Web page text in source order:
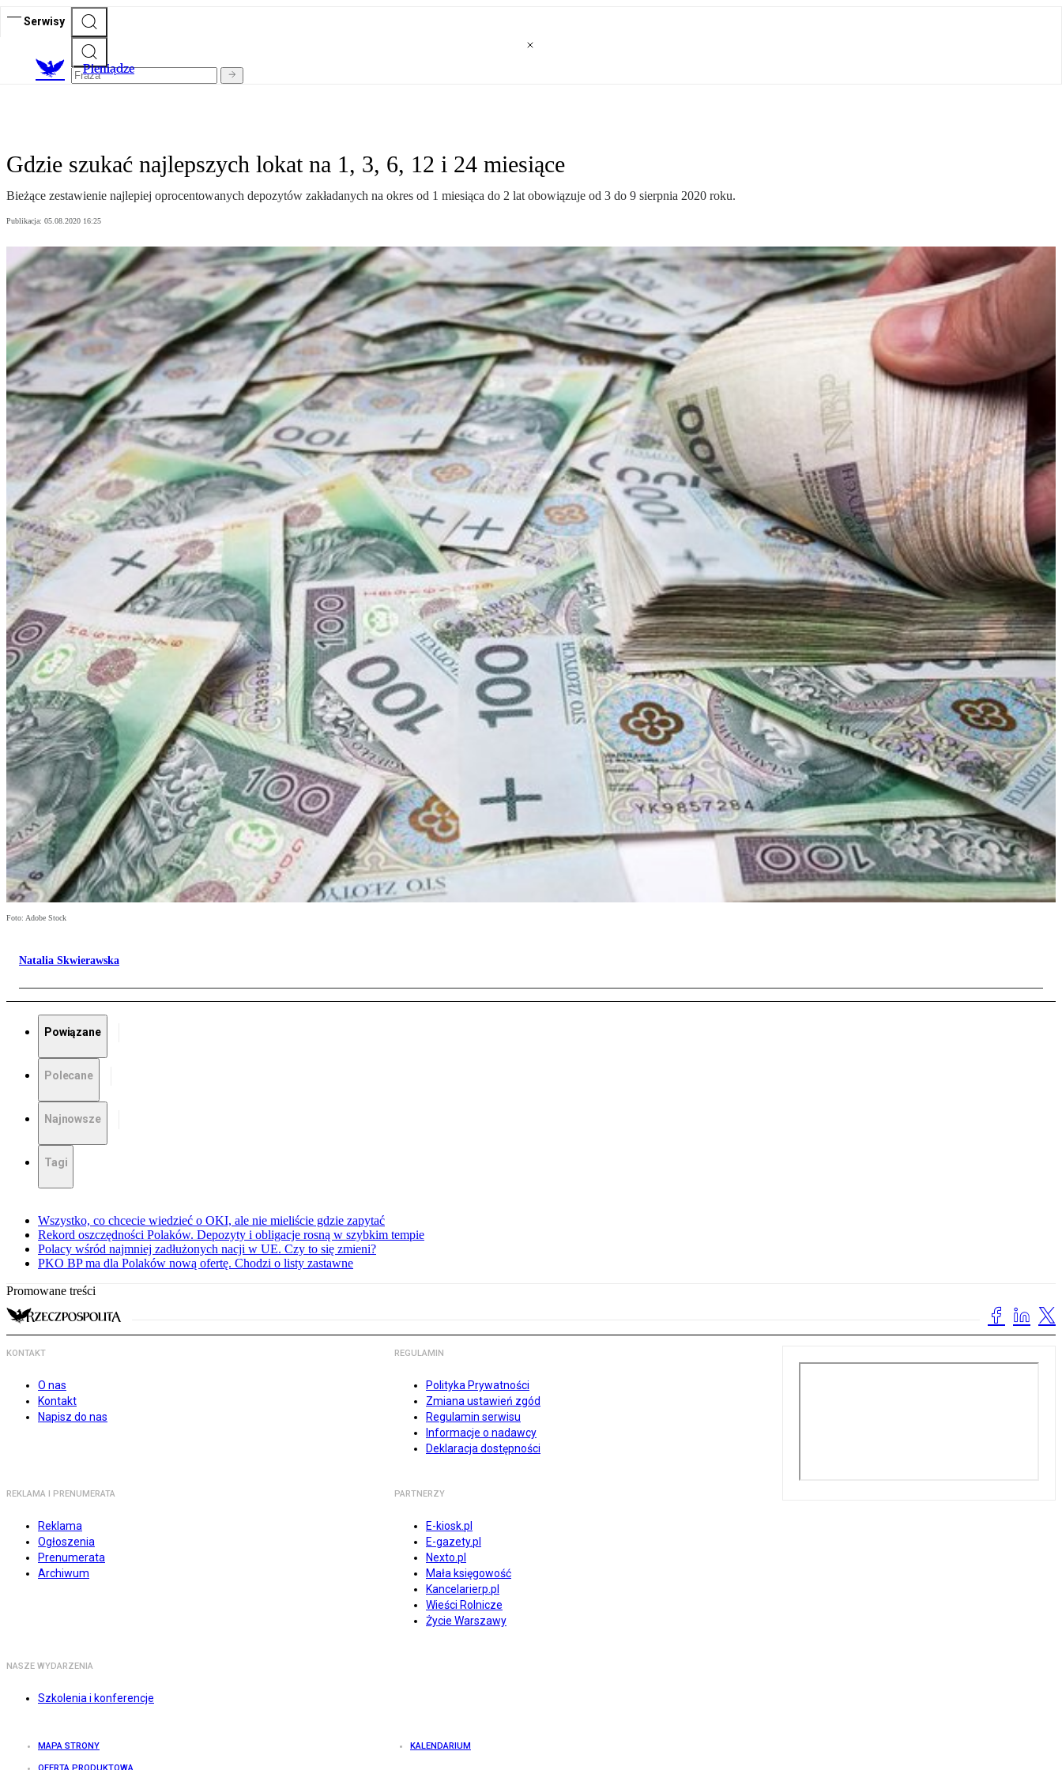
Serwisy
Pieniądze
Gdzie szukać najlepszych lokat na 1, 3, 6, 12 i 24 miesiące
Bieżące zestawienie najlepiej oprocentowanych depozytów zakładanych na okres od 1 miesiąca do 2 lat obowiązuje od 3 do 9 sierpnia 2020 roku.
Publikacja: 05.08.2020 16:25
Foto: Adobe Stock
Natalia Skwierawska
Powiązane
Polecane
Najnowsze
Tagi
Wszystko, co chcecie wiedzieć o OKI, ale nie mieliście gdzie zapytać
Rekord oszczędności Polaków. Depozyty i obligacje rosną w szybkim tempie
Polacy wśród najmniej zadłużonych nacji w UE. Czy to się zmieni?
PKO BP ma dla Polaków nową ofertę. Chodzi o listy zastawne
Promowane treści
KONTAKT
O nas
Kontakt
Napisz do nas
REGULAMIN
Polityka Prywatności
Zmiana ustawień zgód
Regulamin serwisu
Informacje o nadawcy
Deklaracja dostępności
REKLAMA I PRENUMERATA
Reklama
Ogłoszenia
Prenumerata
Archiwum
PARTNERZY
E-kiosk.pl
E-gazety.pl
Nexto.pl
Mała księgowość
Kancelarierp.pl
Wieści Rolnicze
Życie Warszawy
NASZE WYDARZENIA
Szkolenia i konferencje
MAPA STRONY KALENDARIUM